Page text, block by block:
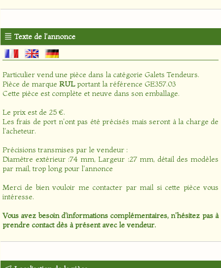
Texte de l'annonce
Particulier vend une pièce dans la catégorie Galets Tendeurs.
Pièce de marque RULportant la référence GE357.03
Cette pièce est complète et neuve dans son emballage.
Le prix est de 25 €.
Les frais de port n'ont pas été précisés mais seront à la charge de
l'acheteur.
Précisions transmises par le vendeur :
Diamètre extérieur :74 mm, Largeur :27 mm, détail des modèles
par mail, trop long pour l'annonce
Merci de bien vouloir me contacter par mail si cette pièce vous
intéresse.
Vous avez besoin d'informations complémentaires, n'hésitez pas à
prendre contact dès à présent avec le vendeur.